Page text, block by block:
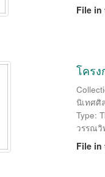
File in
โคร
นิเทศศิ
Type:
วรรณวิ
File in